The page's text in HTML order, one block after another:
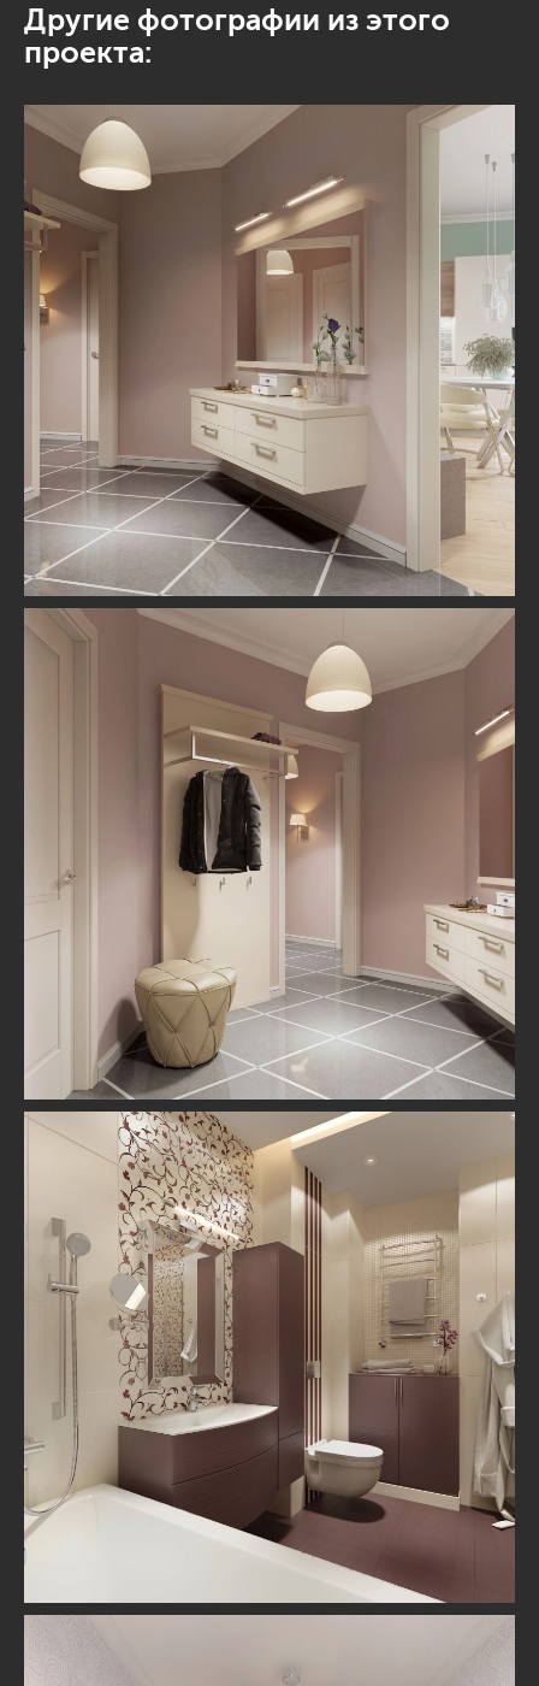
Другие фотографии из этого
проекта: